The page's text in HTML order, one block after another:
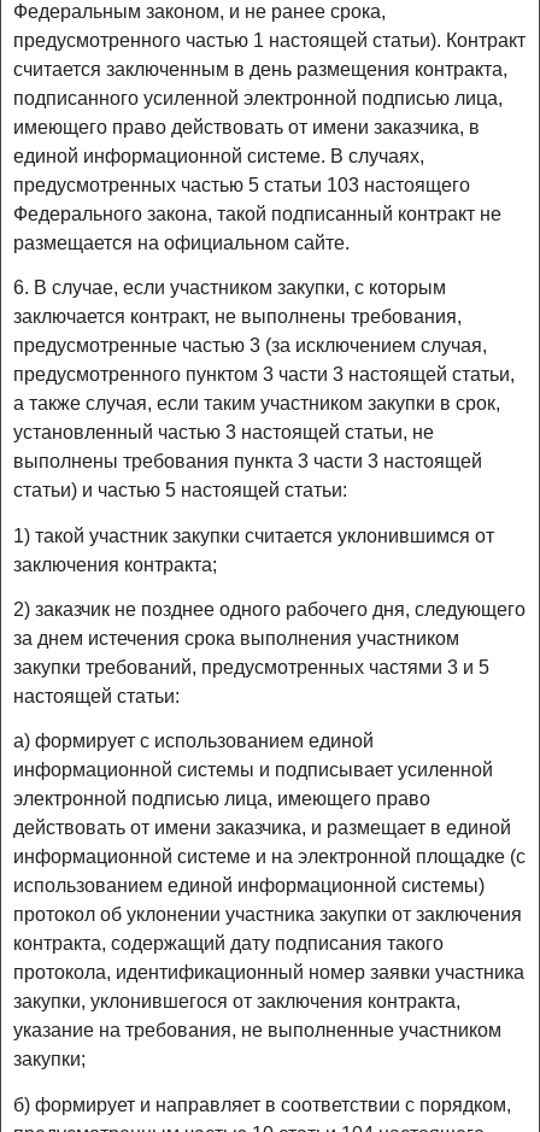
Федеральным законом, и не ранее срока,
предусмотренного частью 1 настоящей статьи). Контракт
считается заключенным в день размещения контракта,
подписанного усиленной электронной подписью лица,
имеющего право действовать от имени заказчика, в
единой информационной системе. В случаях,
предусмотренных частью 5 статьи 103 настоящего
Федерального закона, такой подписанный контракт не
размещается на официальном сайте.
6. В случае, если участником закупки, с которым
заключается контракт, не выполнены требования,
предусмотренные частью 3 (за исключением случая,
предусмотренного пунктом 3 части 3 настоящей статьи,
а также случая, если таким участником закупки в срок,
установленный частью 3 настоящей статьи, не
выполнены требования пункта 3 части 3 настоящей
статьи) и частью 5 настоящей статьи:
1) такой участник закупки считается уклонившимся от
заключения контракта;
2) заказчик не позднее одного рабочего дня, следующего
за днем истечения срока выполнения участником
закупки требований, предусмотренных частями 3 и 5
настоящей статьи:
а) формирует с использованием единой
информационной системы и подписывает усиленной
электронной подписью лица, имеющего право
действовать от имени заказчика, и размещает в единой
информационной системе и на электронной площадке (с
использованием единой информационной системы)
протокол об уклонении участника закупки от заключения
контракта, содержащий дату подписания такого
протокола, идентификационный номер заявки участника
закупки, уклонившегося от заключения контракта,
указание на требования, не выполненные участником
закупки;
б) формирует и направляет в соответствии с порядком,